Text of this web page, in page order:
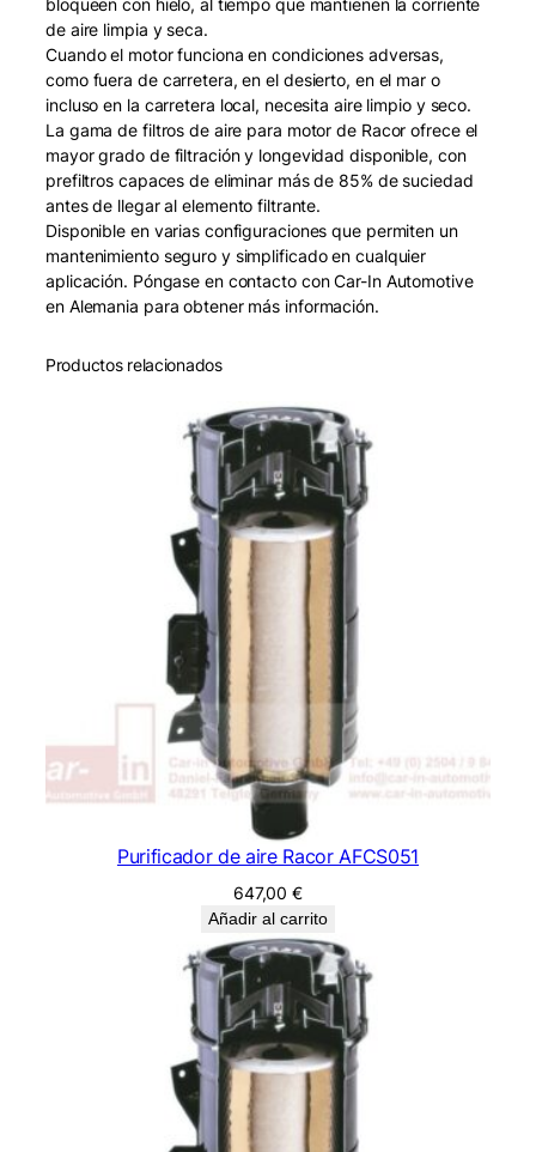
l
e
a
n
e
r
c
a
n
t
i
d
d
de aire limpia y seca.
Cuando el motor funciona en condiciones adversas,
como fuera de carretera, en el desierto, en el mar o
incluso en la carretera local, necesita aire limpio y seco.
La gama de filtros de aire para motor de Racor ofrece el
mayor grado de filtración y longevidad disponible, con
prefiltros capaces de eliminar más de 85% de suciedad
antes de llegar al elemento filtrante.
Disponible en varias configuraciones que permiten un
mantenimiento seguro y simplificado en cualquier
aplicación. Póngase en contacto con Car-In Automotive
en Alemania para obtener más información.
Productos relacionados
Purificador de aire Racor AFCS051
647,00€
Añadir al carrito